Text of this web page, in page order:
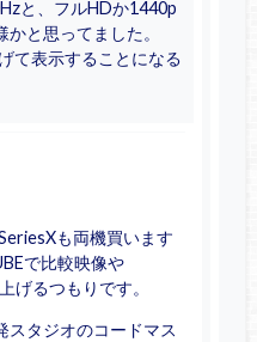
と、フルHDか1440p
と思ってました。
て表示することになる
も両機買います
で比較映像や
げるつもりです。
スタジオのコードマス